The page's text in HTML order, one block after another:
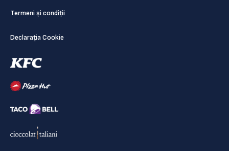
Termeni și condiții
Declarația Cookie